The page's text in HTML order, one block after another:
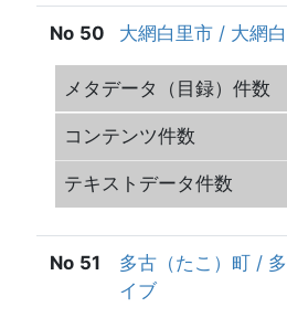
大網白里市 / 大網
50
多古（たこ）町 /
イブ
51